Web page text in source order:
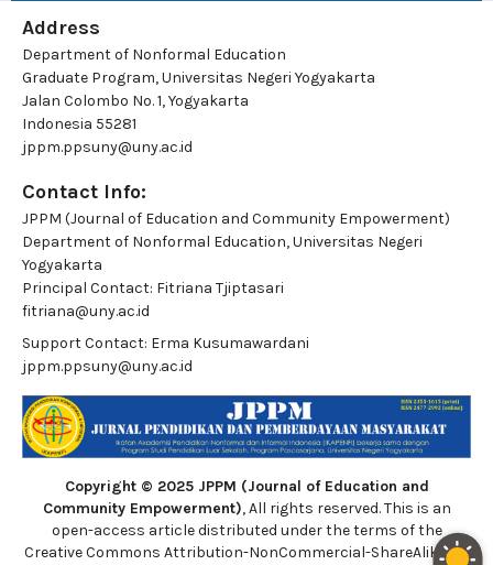
Address
Department of Nonformal Education
Graduate Program, Universitas Negeri Yogyakarta
Jalan Colombo No. 1, Yogyakarta
Indonesia 55281
jppm.ppsuny@uny.ac.id
Contact Info:
JPPM (Journal of Education and Community Empowerment)
Department of Nonformal Education, Universitas Negeri
Yogyakarta
Principal Contact: Fitriana Tjiptasari
fitriana@uny.ac.id
Support Contact: Erma Kusumawardani
jppm.ppsuny@uny.ac.id
Copyright © 2025 JPPM (Journal of Education and
Community Empowerment), All rights reserved. This is an
open-access article distributed under the terms of the
Creative Commons Attribution-NonCommercial-ShareAlike 4.0